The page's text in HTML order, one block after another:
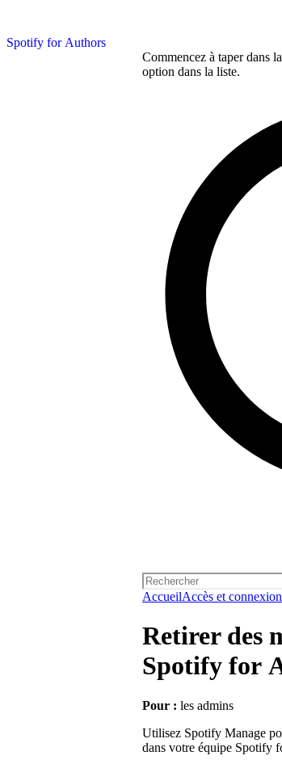
Spotify for Authors
Commencez à taper dans
option dans la liste.
AccueilAccès et connexion
Retirer des
Spotify for
Pour : les admins
Utilisez Spotify Manage
dans votre équipe Spotify